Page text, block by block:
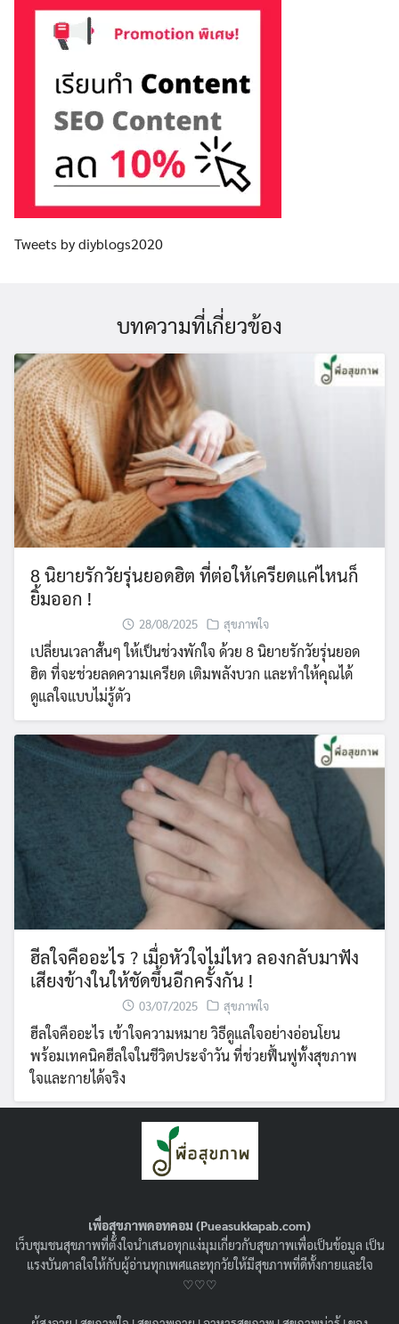
Tweets by diyblogs2020
บทความที่เกี่ยวข้อง
8 นิยายรักวัยรุ่นยอดฮิต ที่ต่อให้เครียดแค่ไหนก็
ยิ้มออก !
28/08/2025 สุขภาพใจ
เปลี่ยนเวลาสั้นๆ ให้เป็นช่วงพักใจ ด้วย 8 นิยายรักวัยรุ่นยอด
ฮิต ที่จะช่วยลดความเครียด เติมพลังบวก และทำให้คุณได้
ดูแลใจแบบไม่รู้ตัว
ฮีลใจคืออะไร ? เมื่อหัวใจไม่ไหว ลองกลับมาฟัง
เสียงข้างในให้ชัดขึ้นอีกครั้งกัน !
03/07/2025 สุขภาพใจ
ฮีลใจคืออะไร เข้าใจความหมาย วิธีดูแลใจอย่างอ่อนโยน
พร้อมเทคนิคฮีลใจในชีวิตประจำวัน ที่ช่วยฟื้นฟูทั้งสุขภาพ
ใจและกายได้จริง
เพื่อสุขภาพดอทคอม (Pueasukkapab.com)
เว็บชุมชนสุขภาพที่ตั้งใจนำเสนอทุกแง่มุมเกี่ยวกับสุขภาพเพื่อเป็นข้อมูล เป็น
แรงบันดาลใจให้กับผู้อ่านทุกเพศและทุกวัยให้มีสุขภาพที่ดีทั้งกายและใจ
♡♡♡